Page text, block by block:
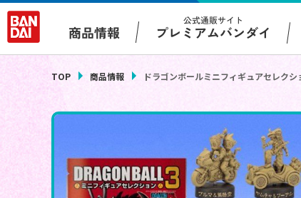
商品情報
公式通販サイト
プレミアムバンダイ
TOP 商品情報 ドラゴンボールミニフィギュアセレクシ